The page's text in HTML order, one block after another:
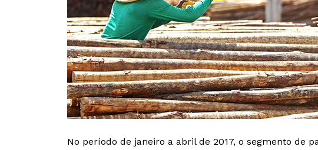
No período de janeiro a abril de 2017, o segmento de